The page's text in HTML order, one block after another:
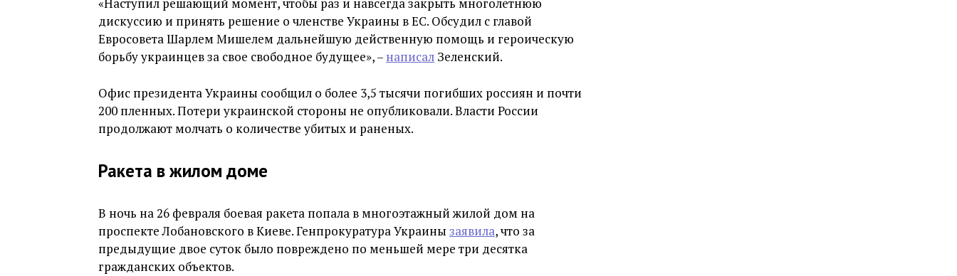
«Наступил решающий момент, чтобы раз и навсегда закрыть многолетнюю
дискуссию и принять решение о членстве Украины в ЕС. Обсудил с главой
Евросовета Шарлем Мишелем дальнейшую действенную помощь и героическую
борьбу украинцев за свое свободное будущее», – написал Зеленский.
Офис президента Украины сообщил о более 3,5 тысячи погибших россиян и почти
200 пленных. Потери украинской стороны не опубликовали. Власти России
продолжают молчать о количестве убитых и раненых.
Ракета в жилом доме
В ночь на 26 февраля боевая ракета попала в многоэтажный жилой дом на
проспекте Лобановского в Киеве. Генпрокуратура Украины заявила, что за
предыдущие двое суток было повреждено по меньшей мере три десятка
гражданских объектов.